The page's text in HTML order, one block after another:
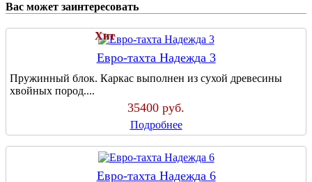
Вас может заинтересовать
Хит
Евро-тахта Надежда 3
Пружинный блок. Каркас выполнен из сухой древесины
хвойных пород....
35400 руб.
Подробнее
Евро-тахта Надежда 6